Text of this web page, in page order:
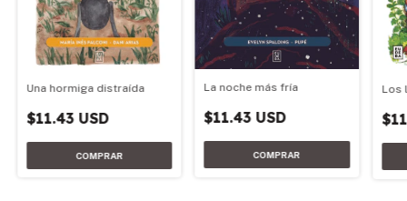
Una hormiga distraída
$11.43 USD
La noche más fría
$11.43 USD
Los